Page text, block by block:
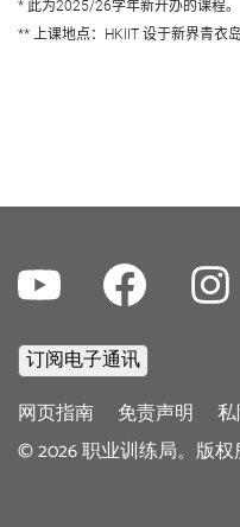
* 此为2025/26学年新开办的课程。
** 上课地点：HKIIT 设于新界青衣
Footer
menu
网页指南 免责声明
©2026职业训练局。版权
Youtube Facebook